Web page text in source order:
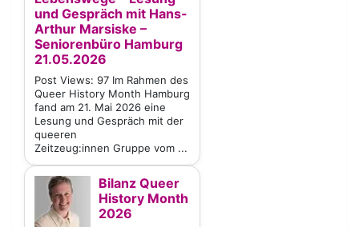
und Gespräch mit Hans-
Arthur Marsiske –
Seniorenbüro Hamburg
21.05.2026
Post Views: 97 Im Rahmen des
Queer History Month Hamburg
fand am 21. Mai 2026 eine
Lesung und Gespräch mit der
queeren
Zeitzeug:innen Gruppe vom ...
Bilanz Queer
History Month
2026